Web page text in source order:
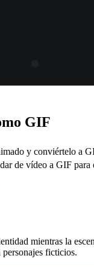
GIF
y conviértelo a
de vídeo a GIF
mientras la
ficticios.